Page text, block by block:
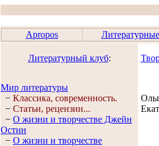
Apropos
Литературный клуб:
Мир литературы
− Классика, современность.
− Статьи, рецензии...
− О жизни и творчестве Джейн
Остин
− О жизни и творчестве